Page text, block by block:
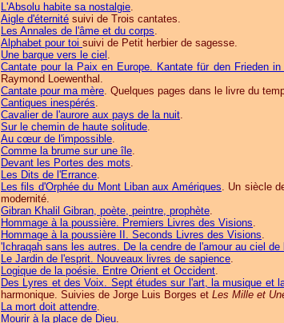
L'Absolu habite sa nostalgie.
Aigle d'éternité suivi de Trois cantates.
Les Annales de l'âme et du corps.
Alphabet pour toi suivi de Petit herbier de sagesse.
Une barque vers le ciel .
Cantate pour la Paix en Europe. Kantate für den Frieden in
Raymond Loewenthal.
Cantate pour ma mère. Quelques pages dans le livre du
Cantiques inespérés.
Cavalier de l'aurore aux pays de la nuit.
Sur le chemin de haute solitude.
Au cœur de l'impossible.
Comme la brume sur une île.
Devant les Portes des mots.
Les Dits de l'Errance.
Les fils d'Orphée du Mont Liban aux Amériques. Un siècle
modernité.
Gibran Khalil Gibran, poète, peintre, prophète.
Hommage à la poussière. Premiers Livres des Visions.
Hommage à la poussière II. Seconds Livres des Visions.
'Ichraqah sans les autres. De la cendre de l'amour au ciel de
Le Jardin de l'esprit. Nouveaux livres de sapience.
Logique de la poésie. Entre Orient et Occident.
Des Lyres et des Voix. Sept études sur l'art, la musique et
harmonique. Suivies de Jorge Luis Borges et Les Mille et
La mort doit attendre.
Mourir à la place de Dieu.